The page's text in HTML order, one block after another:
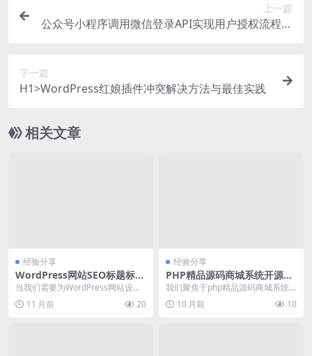
上一篇
公众号小程序调用微信登录API实现用户授权流程详
下一篇
H1>WordPress红娘插件冲突解决方法与最佳实践
相关文章
经验分享
WordPress网站SEO标题标签
设置方法详解
当我们需要为WordPress网站设置s
eo标题标签时，如何正确操作是一
个常见的...
11 月前 20
经验分享
PHP精品源码商城系统开源：
性能深度优化实践
我们聚焦于php精品源码商城系统
开源版本的性能优化实践。通过调
整服务器配置、实施...
10 月前 10